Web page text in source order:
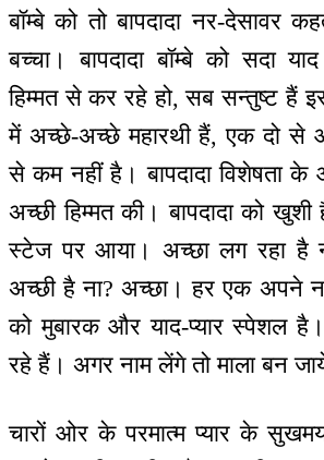
बॉम्बे को तो बापदादा नर-देसावर
बच्चा। बापदादा बॉम्बे को सदा
हिम्मत से कर रहे हो, सब सन्तुष्ट हैं
में अच्छे-अच्छे महारथी हैं, एक दो से
से कम नहीं है। बापदादा विशेषता
अच्छी हिम्मत की। बापदादा को खुशी
स्टेज पर आया। अच्छा लग रहा है
अच्छी है ना? अच्छा। हर एक अपने
को मुबारक और याद-प्यार स्पेशल
रहे हैं। अगर नाम लेंगे तो माला बन
चारों ओर के परमात्म प्यार के